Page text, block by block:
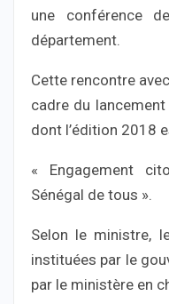
une conférence
département.
Cette rencontre
cadre du
dont l’édition 2018
« Engagement
Sénégal de tous ».
Selon le ministre,
instituées par le
par le ministère en